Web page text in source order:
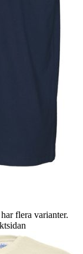
flera varianter.